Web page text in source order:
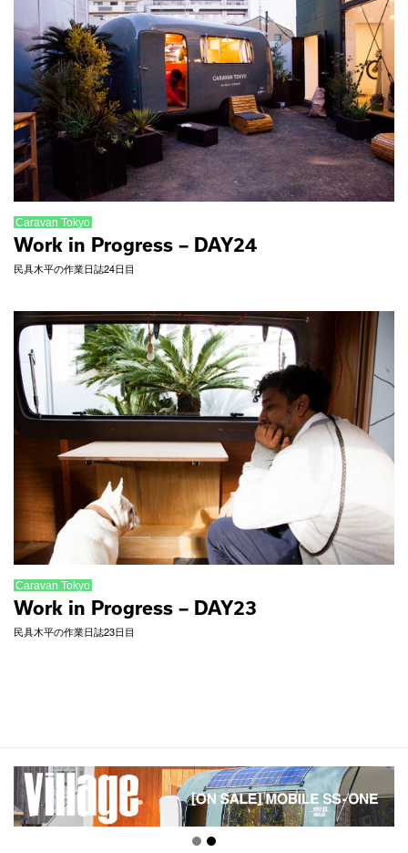
Caravan Tokyo
Work in Progress – DAY24
民具木平の作業日誌24日目
Caravan Tokyo
Work in Progress – DAY23
民具木平の作業日誌23日目